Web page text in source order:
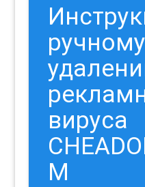
ручному
вируса
M